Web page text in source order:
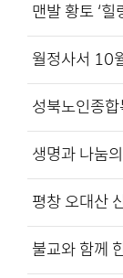
맨발 황토 ‘
월정사서 10
성북노인종
생명과 나눔
평창 오대산
불교와 함께